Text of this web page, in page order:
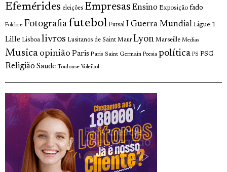
Efemérides eleições Empresas Ensino Exposição fado
Folclore Fotografia futebol Futsal I Guerra Mundial Ligue 1
Lille Lisboa livros Lusitanos de Saint Maur Lyon Marseille Medias
Musica opinião Paris Paris Saint Germain Poesia política PS PSG
Religião Saude Toulouse Voleibol